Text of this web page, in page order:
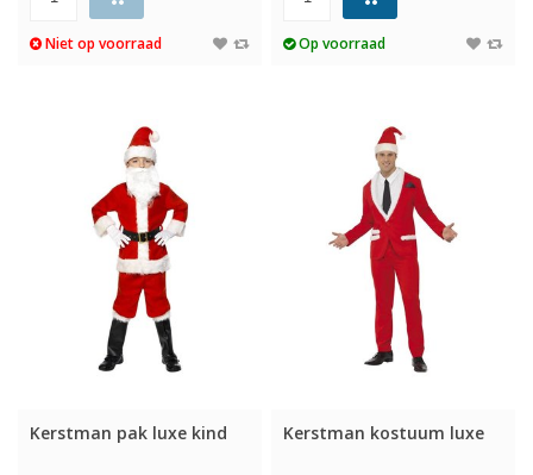
Niet op voorraad Op voorraad
Kerstman pak luxe kind Kerstman kostuum luxe